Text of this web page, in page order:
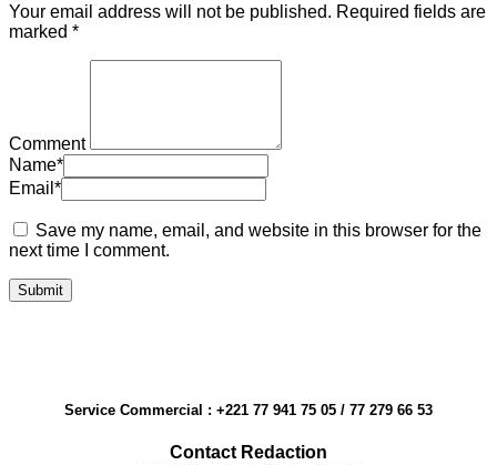
Your email address will not be published. Required fields are
marked *
Comment
Name*
Email *
Save my name, email, and website in this browser for the
next time I comment.
Service Commercial : +221 77 941 75 05 / 77 279 66 53
Contact Redaction